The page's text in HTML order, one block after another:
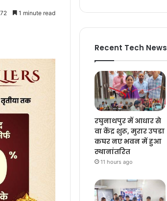
1 minute read
Recent Tech News
रघुनाथपुर में आधार से
वा केंद्र शुरू, मुरार उपडा
कघर नए भवन में हुआ
स्थानांतरित
11 hours ago